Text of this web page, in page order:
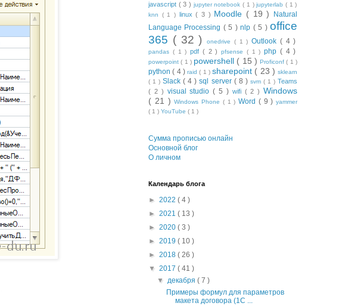
javascript ( 3 ) jupyter notebook( 1 )jupyterlab ( 1 )
knn ( 1 ) linux( 3 ) Moodle ( 19 )
Natural
Language Processing ( 5 )nlp ( 5 )office
365 ( 32 ) onedrive ( 1 ) Outlook ( 4 )
pandas ( 1 ) pdf ( 2 ) pfsense ( 1 ) php ( 4 )
powerpoint( 1 ) powershell ( 15 ) Proficonf( 1 )
python( 4 ) raid( 1 ) sharepoint ( 23 ) sklearn
( 1 )Slack( 4 )sql server ( 8 ) svm ( 1 ) Teams
( 2 ) visual studio( 5 ) wifi ( 2 )Windows
( 21 )Windows Phone ( 1 ) Word ( 9 ) yammer
( 1 ) YouTube ( 1 )
Сумма прописью онлайн
Основной блог
О личном
Календарь блога
► 2022 ( 4 )
► 2021 ( 13 )
► 2020 ( 3 )
► 2019 ( 10 )
► 2018 ( 26 )
▼ 2017 ( 41 )
▼декабря( 7 )
Примеры формул для параметров
макета договора (1С ...